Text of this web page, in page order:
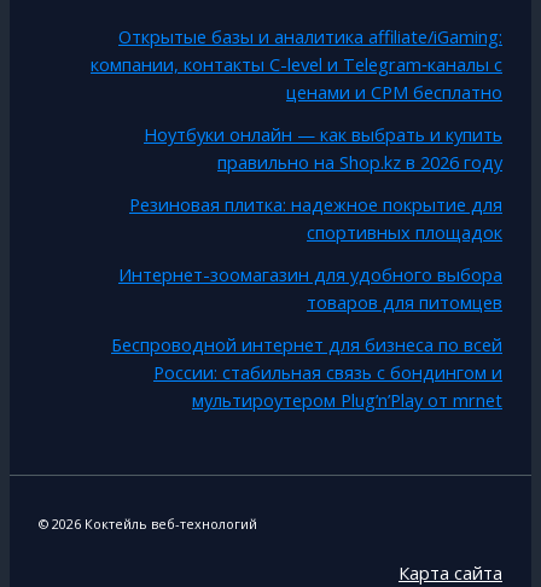
Открытые базы и аналитика affiliate/iGaming:
компании, контакты C-level и Telegram‑каналы с
ценами и CPM бесплатно
Ноутбуки онлайн — как выбрать и купить
правильно на Shop.kz в 2026 году
Резиновая плитка: надежное покрытие для
спортивных площадок
Интернет-зоомагазин для удобного выбора
товаров для питомцев
Беспроводной интернет для бизнеса по всей
России: стабильная связь с бондингом и
мультироутером Plug’n’Play от mrnet
© 2026 Коктейль веб-технологий
Карта сайта